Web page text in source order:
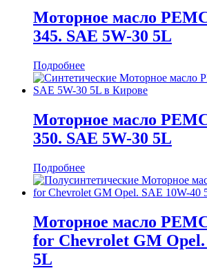
Моторное масло
345. SAE 5W-30 5L
Подробнее
Моторное масло
350. SAE 5W-30 5L
Подробнее
Моторное масло
for Chevrolet GM Opel.
5L